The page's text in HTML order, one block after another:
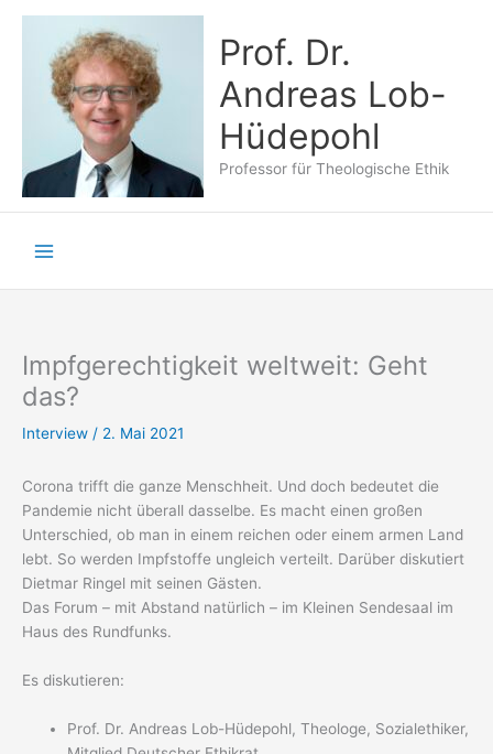
springen
Prof. Dr.
Andreas Lob-
Hüdepohl
Professor für Theologische Ethik
Impfgerechtigkeit weltweit: Geht
das?
Interview / 2. Mai 2021
Corona trifft die ganze Menschheit. Und doch bedeutet die
Pandemie nicht überall dasselbe. Es macht einen großen
Unterschied, ob man in einem reichen oder einem armen Land
lebt. So werden Impfstoffe ungleich verteilt. Darüber diskutiert
Dietmar Ringel mit seinen Gästen.
Das Forum – mit Abstand natürlich – im Kleinen Sendesaal im
Haus des Rundfunks.
Es diskutieren:
Prof. Dr. Andreas Lob-Hüdepohl, Theologe, Sozialethiker,